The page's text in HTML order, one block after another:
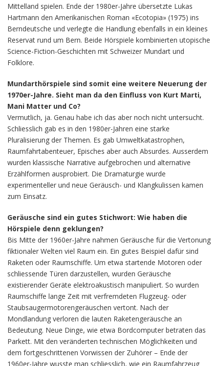
Mittelland spielen. Ende der 1980er-Jahre übersetzte Lukas
Hartmann den Amerikanischen Roman «Ecotopia» (1975) ins
Berndeutsche und verlegte die Handlung ebenfalls in ein kleines
Reservat rund um Bern. Beide Hörspiele kombinierten utopische
Science-Fiction-Geschichten mit Schweizer Mundart und
Folklore.
Mundarthörspiele sind somit eine weitere Neuerung der
1970er-Jahre. Sieht man da den Einfluss von Kurt Marti,
Mani Matter und Co?
Vermutlich, ja. Genau habe ich das aber noch nicht untersucht.
Schliesslich gab es in den 1980er-Jahren eine starke
Pluralisierung der Themen. Es gab Umweltkatastrophen,
Raumfahrtabenteuer, Episches aber auch Absurdes. Ausserdem
wurden klassische Narrative aufgebrochen und alternative
Erzählformen ausprobiert. Die Dramaturgie wurde
experimenteller und neue Geräusch- und Klangkulissen kamen
zum Einsatz.
Geräusche sind ein gutes Stichwort: Wie haben die
Hörspiele denn geklungen?
Bis Mitte der 1960er-Jahre nahmen Geräusche für die Vertonung
fiktionaler Welten viel Raum ein. Ein gutes Beispiel dafür sind
Raketen oder Raumschiffe. Um etwa startende Motoren oder
schliessende Türen darzustellen, wurden Geräusche
existierender Geräte elektroakustisch manipuliert. So wurden
Raumschiffe lange Zeit mit verfremdeten Flugzeug- oder
Staubsaugermotorengeräuschen vertont. Nach der
Mondlandung verloren die lauten Raketengeräusche an
Bedeutung. Neue Dinge, wie etwa Bordcomputer betraten das
Parkett. Mit den veränderten technischen Möglichkeiten und
dem fortgeschrittenen Vorwissen der Zuhörer – Ende der
1960er-Jahre wusste man schliesslich, wie ein Raumfahrzeug